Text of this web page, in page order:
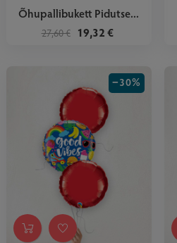
Õhupallibukett Pidutse...
27,60 € 19,32 €
−30%